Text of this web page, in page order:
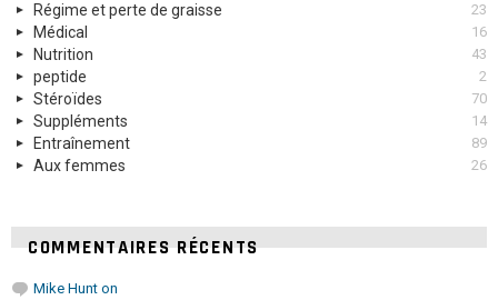
Régime et perte de graisse 23
Médical 16
Nutrition 43
peptide 2
Stéroïdes 70
Suppléments 14
Entraînement 89
Aux femmes 26
COMMENTAIRES RÉCENTS
Mike Hunt on